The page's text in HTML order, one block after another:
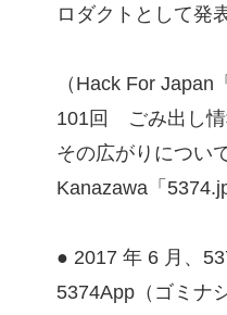
ロダクトとして発
（Hack For
101回 ごみ出し情
その広がりについ
Kanazawa「
● 2017 年 6 月、
5374App（ゴミナ